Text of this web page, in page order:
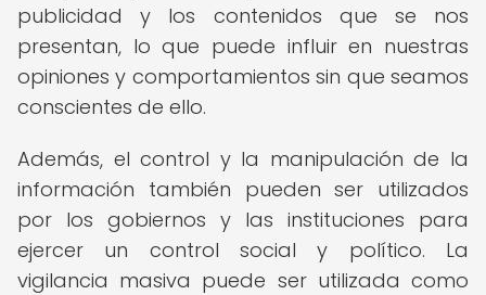
publicidad y los contenidos que se nos
presentan, lo que puede influir en nuestras
opiniones y comportamientos sin que seamos
conscientes de ello.
Además, el control y la manipulación de la
información también pueden ser utilizados
por los gobiernos y las instituciones para
ejercer un control social y político. La
vigilancia masiva puede ser utilizada como